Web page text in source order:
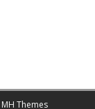
MH Themes